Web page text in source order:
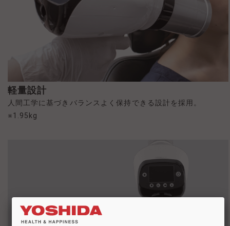
軽量設計
人間工学に基づきバランスよく保持できる設計を採用。
※1.95kg